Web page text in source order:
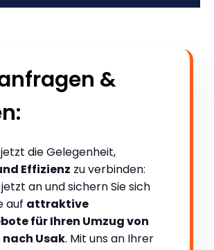
&
die Gelegenheit,
Effizienz zu verbinden:
an und sichern Sie sich
auf attraktive
für Ihren Umzug von
Usak. Mit uns an Ihrer